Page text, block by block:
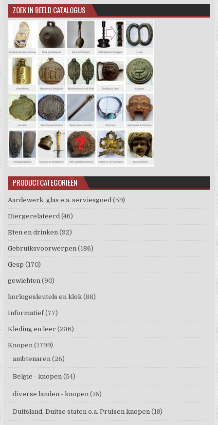
ZOEK IN BEELD CATALOGUS
PRODUCTCATEGORIEËN
Aardewerk, glas e.a. serviesgoed (59)
Diergerelateerd (46)
Eten en drinken (92)
Gebruiksvoorwerpen (186)
Gesp (170)
gewichten (90)
horlogesleutels en klok (88)
Informatief (77)
Kleding en leer (236)
Knopen (1799)
ambtenaren (26)
België - knopen (54)
diverse landen - knopen (16)
Duitsland, Duitse staten o.a. Pruisen knopen (19)